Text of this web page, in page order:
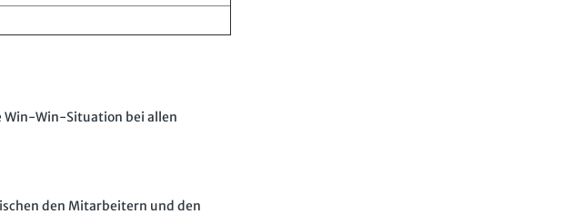
Win-Win-Situation bei allen
den Mitarbeitern und den